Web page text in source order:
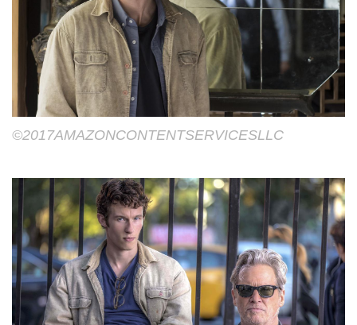
©2017AMAZONCONTENTSERVICESLLC